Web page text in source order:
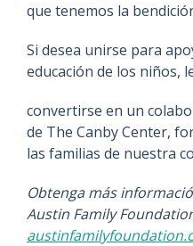
que tenemos la
Si desea unirse para
educación de los niños,
convertirse en un
de The Canby Center,
las familias de nuestra
Obtenga más
Austin Family